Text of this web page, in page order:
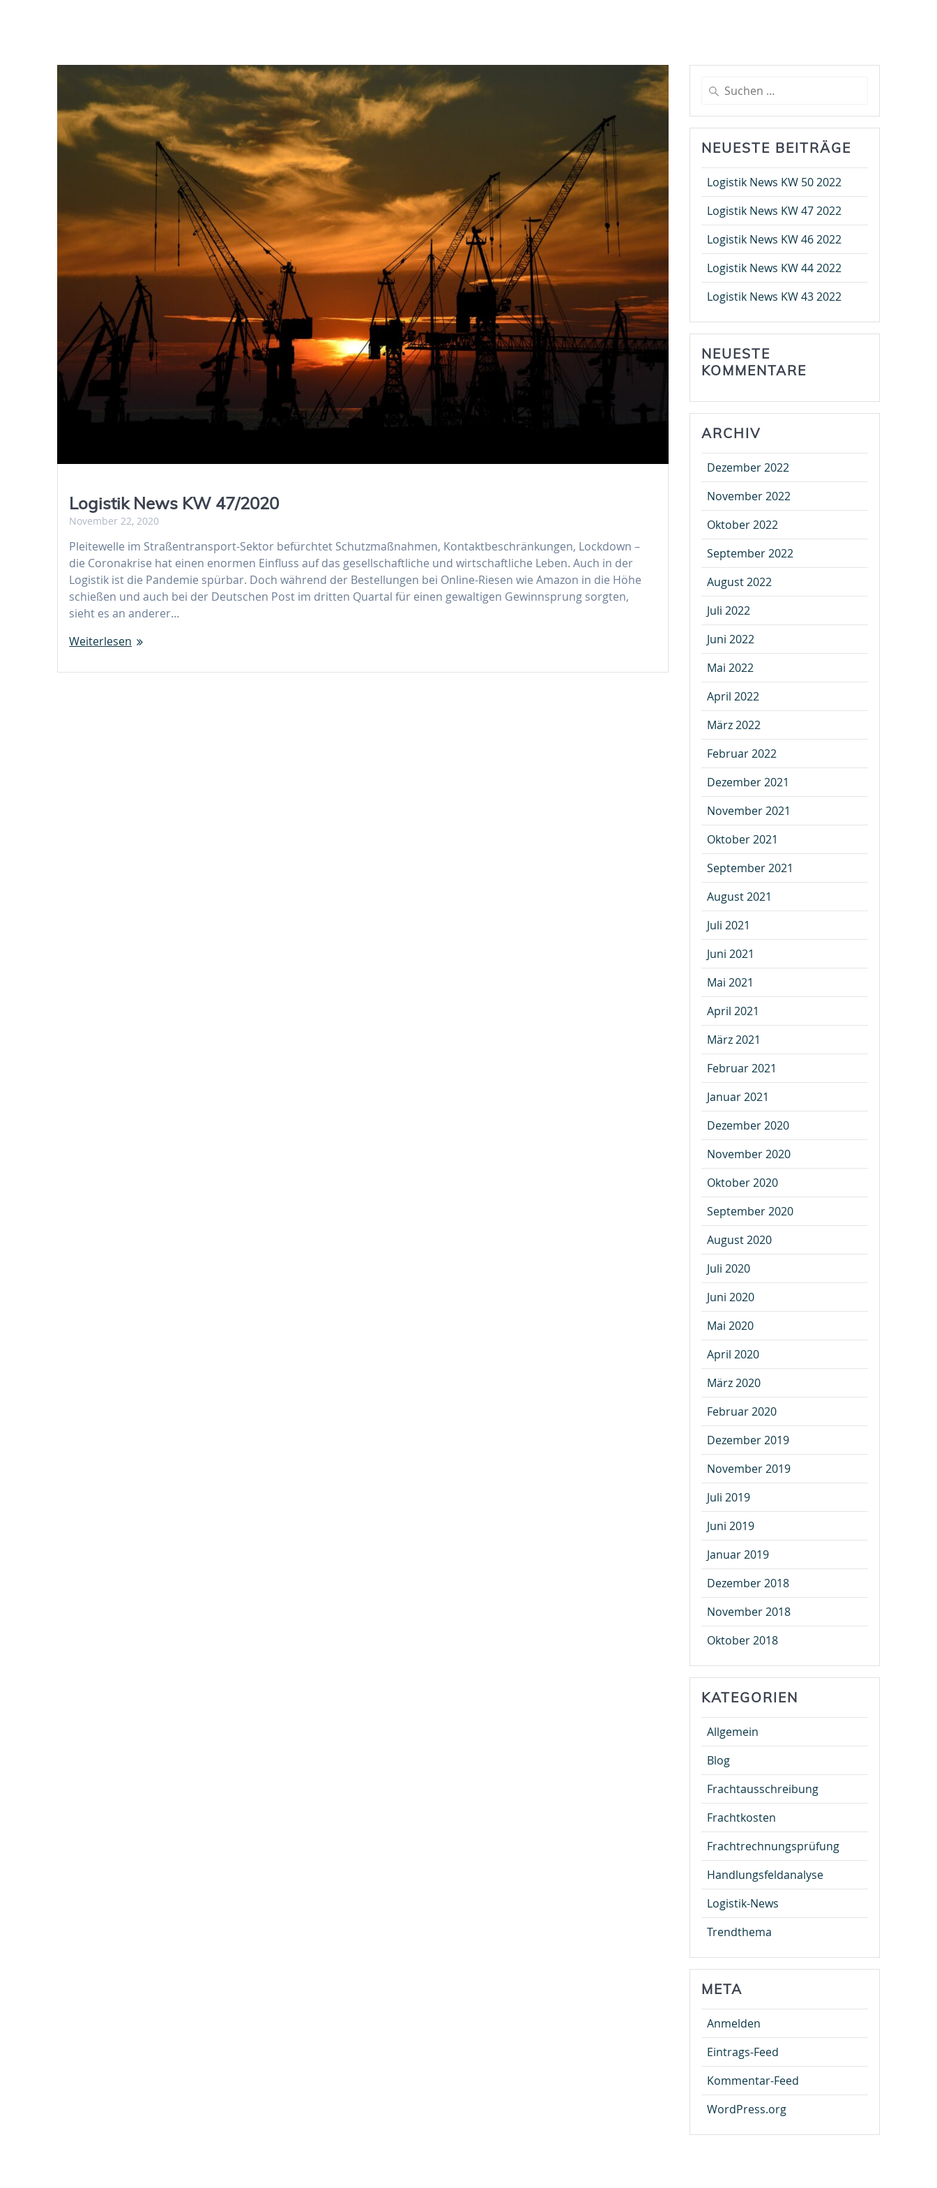
Logistik News KW 47/2020
November 22, 2020
Pleitewelle im Straßentransport-Sektor befürchtet Schutzmaßnahmen, Kontaktbeschränkungen, Lockdown –
die Coronakrise hat einen enormen Einfluss auf das gesellschaftliche und wirtschaftliche Leben. Auch in der
Logistik ist die Pandemie spürbar. Doch während der Bestellungen bei Online-Riesen wie Amazon in die Höhe
schießen und auch bei der Deutschen Post im dritten Quartal für einen gewaltigen Gewinnsprung sorgten,
sieht es an anderer…
Weiterlesen
Suche
nach:
NEUESTE BEITRÄGE
Logistik News KW 50 2022
Logistik News KW 47 2022
Logistik News KW 46 2022
Logistik News KW 44 2022
Logistik News KW 43 2022
NEUESTE
KOMMENTARE
ARCHIV
Dezember 2022
November 2022
Oktober 2022
September 2022
August 2022
Juli 2022
Juni 2022
Mai 2022
April 2022
März 2022
Februar 2022
Dezember 2021
November 2021
Oktober 2021
September 2021
August 2021
Juli 2021
Juni 2021
Mai 2021
April 2021
März 2021
Februar 2021
Januar 2021
Dezember 2020
November 2020
Oktober 2020
September 2020
August 2020
Juli 2020
Juni 2020
Mai 2020
April 2020
März 2020
Februar 2020
Dezember 2019
November 2019
Juli 2019
Juni 2019
Januar 2019
Dezember 2018
November 2018
Oktober 2018
KATEGORIEN
Allgemein
Blog
Frachtausschreibung
Frachtkosten
Frachtrechnungsprüfung
Handlungsfeldanalyse
Logistik-News
Trendthema
META
Anmelden
Eintrags-Feed
Kommentar-Feed
WordPress.org